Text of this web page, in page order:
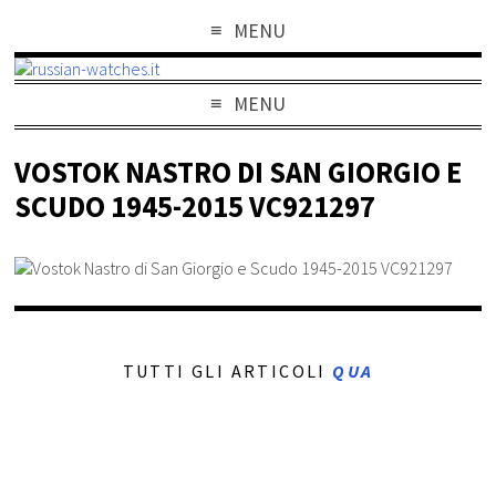
MENU
MENU
VOSTOK NASTRO DI SAN GIORGIO E
SCUDO 1945-2015 VC921297
TUTTI GLI ARTICOLI QUA